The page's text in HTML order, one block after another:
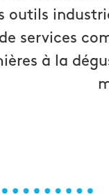
outils
services
à la